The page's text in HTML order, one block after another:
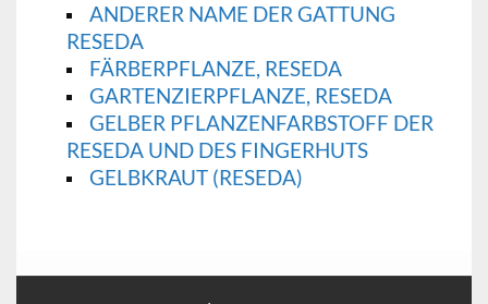
ANDERER NAME DER GATTUNG
RESEDA
FÄRBERPFLANZE, RESEDA
GARTENZIERPFLANZE, RESEDA
GELBER PFLANZENFARBSTOFF DER
RESEDA UND DES FINGERHUTS
GELBKRAUT (RESEDA)